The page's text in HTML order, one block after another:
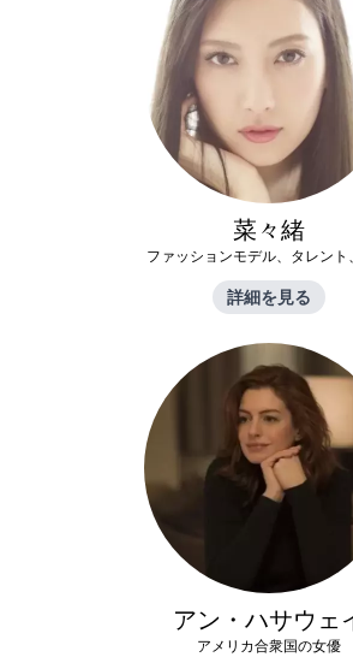
菜々緒
ファッションモデル、タレント
詳細を見る
アン・ハサウェ
アメリカ合衆国の女優